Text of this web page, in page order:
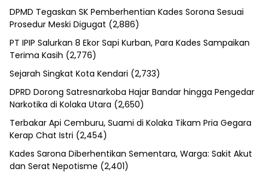
DPMD Tegaskan SK Pemberhentian Kades Sorona Sesuai
Prosedur Meski Digugat (2,886)
PT IPIP Salurkan 8 Ekor Sapi Kurban, Para Kades Sampaikan
Terima Kasih (2,776)
Sejarah Singkat Kota Kendari (2,733)
DPRD Dorong Satresnarkoba Hajar Bandar hingga Pengedar
Narkotika di Kolaka Utara (2,650)
Terbakar Api Cemburu, Suami di Kolaka Tikam Pria Gegara
Kerap Chat Istri (2,454)
Kades Sarona Diberhentikan Sementara, Warga: Sakit Akut
dan Serat Nepotisme (2,401)